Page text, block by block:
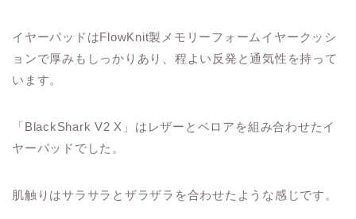
イヤーパッドはFlowKnit製メモリーフォームイヤークッシ
ョンで厚みもしっかりあり、程よい反発と通気性を持って
います。
「BlackShark V2 X」はレザーとベロアを組み合わせたイ
ヤーパッドでした。
肌触りはサラサラとザラザラを合わせたような感じです。